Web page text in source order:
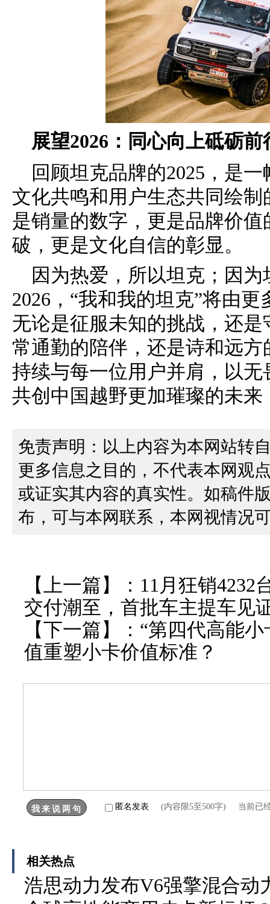
展望2026：同心向上砥砺
回顾坦克品牌的2025，是
文化共鸣和用户生态共同绘
是销量的数字，更是品牌价
破，更是文化自信的彰显。
因为热爱，所以坦克；因
2026，“我和我的坦克”将由
无论是征服未知的挑战，还
常通勤的陪伴，还是诗和远
持续与每一位用户并肩，以
共创中国越野更加璀璨的未来
免责声明：以上内容为本网站转
更多信息之目的，不代表本网观
或证实其内容的真实性。如稿件
布，可与本网联系，本网视情况
【上一篇】： 11月狂销4232
交付潮至，首批车主提车见
【下一篇】： “第四代高能
值重塑小卡价值标准？
匿名发表 (内容限5至500字) 当前已
相关热点
浩思动力发布V6强擎混合动